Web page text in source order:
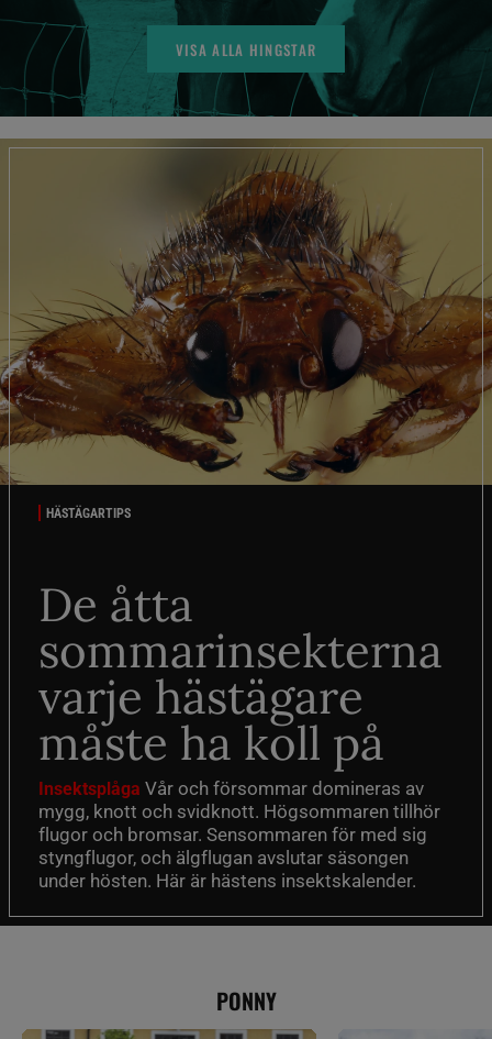
VISA ALLA HINGSTAR
HÄSTÄGARTIPS
De åtta
sommarinsekterna
varje hästägare
måste ha koll på
Insektsplåga Vår och försommar domineras av
mygg, knott och svidknott. Högsommaren tillhör
flugor och bromsar. Sensommaren för med sig
styngflugor, och älgflugan avslutar säsongen
under hösten. Här är hästens insektskalender.
PONNY